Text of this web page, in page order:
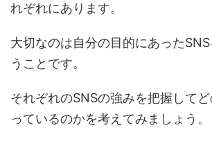
れぞれにあります。
大切なのは自分の目的にあった
うことです。
それぞれのSNSの強みを把握して
っているのかを考えてみましょう。